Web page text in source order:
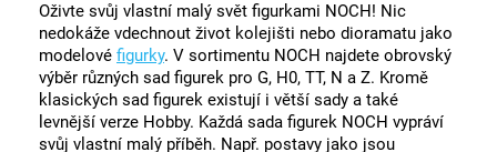
Oživte svůj vlastní malý svět figurkami NOCH! Nic
nedokáže vdechnout život kolejišti nebo dioramatu jako
modelové figurky. V sortimentu NOCH najdete obrovský
výběr různých sad figurek pro G, H0, TT, N a Z. Kromě
klasických sad figurek existují i ​​větší sady a také
levnější verze Hobby. Každá sada figurek NOCH vypráví
svůj vlastní malý příběh. Např. postavy jako jsou